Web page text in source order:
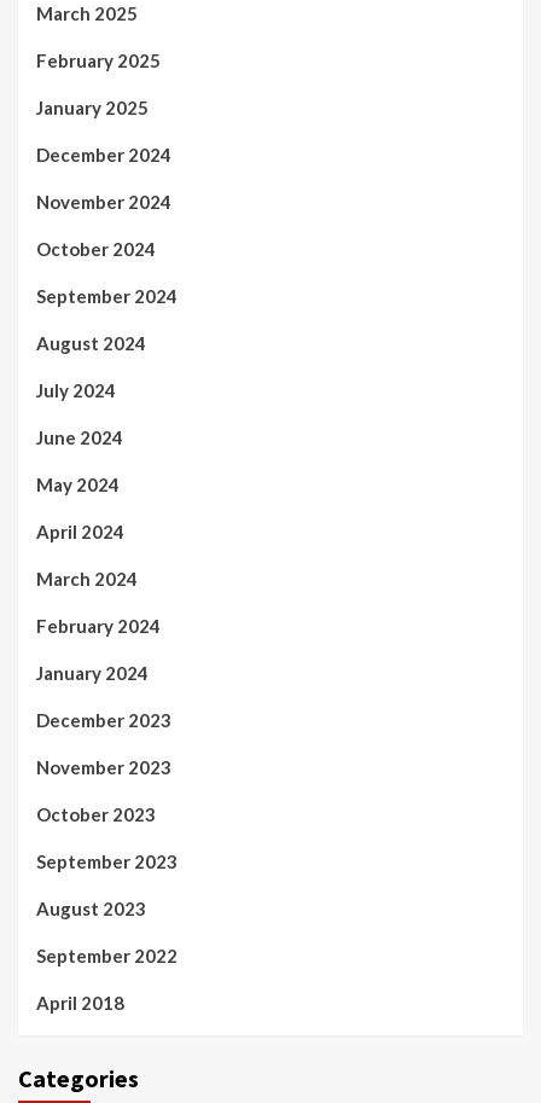
March 2025
February 2025
January 2025
December 2024
November 2024
October 2024
September 2024
August 2024
July 2024
June 2024
May 2024
April 2024
March 2024
February 2024
January 2024
December 2023
November 2023
October 2023
September 2023
August 2023
September 2022
April 2018
Categories